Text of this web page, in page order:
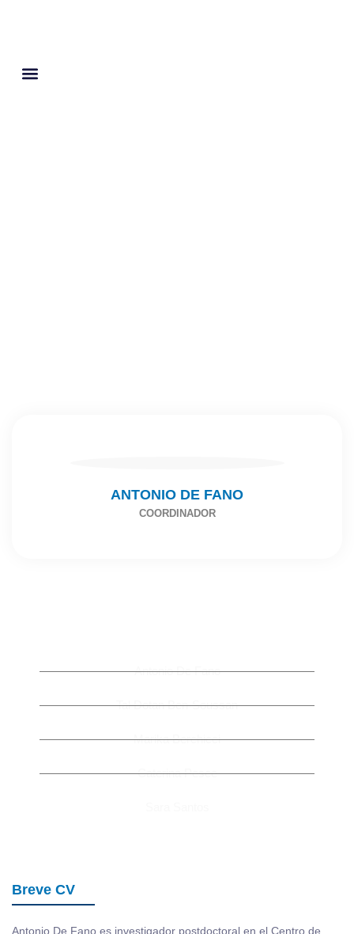
ANTONIO DE FANO
COORDINADOR
Antonio De Fano
Tal Dotan Ben-Soussan
Marika Berchicci
Caterina Pesce
Breve CV
Antonio De Fano es investigador postdoctoral en el Centro de